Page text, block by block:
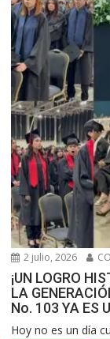
2 julio, 2026
¡UN LOGRO
LA
No. 103 YA ES
Hoy no es un día